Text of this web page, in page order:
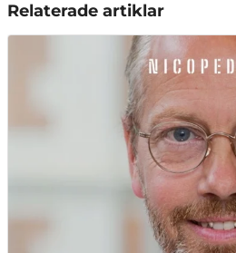
Relaterade artiklar